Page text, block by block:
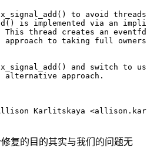
to avoid threads
is implemented via an
This thread creates an
approach to taking full
and switch to
approach.
Karlitskaya
复的目的其实与我们的问题无